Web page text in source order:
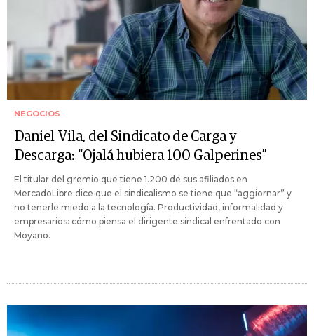
NEGOCIOS
Daniel Vila, del Sindicato de Carga y
Descarga: “Ojalá hubiera 100 Galperines”
El titular del gremio que tiene 1.200 de sus afiliados en
MercadoLibre dice que el sindicalismo se tiene que “aggiornar” y
no tenerle miedo a la tecnología. Productividad, informalidad y
empresarios: cómo piensa el dirigente sindical enfrentado con
Moyano.